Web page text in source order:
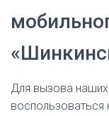
Для вызова
воспользоваться